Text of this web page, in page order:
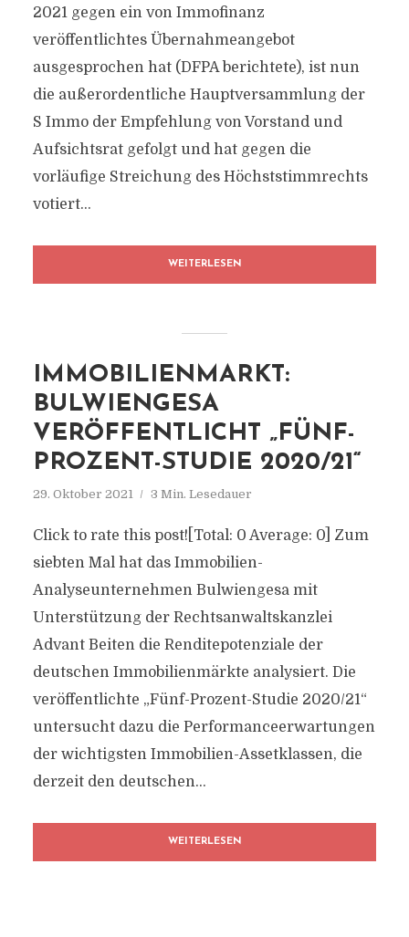
2021 gegen ein von Immofinanz
veröffentlichtes Übernahmeangebot
ausgesprochen hat (DFPA berichtete), ist nun
die außerordentliche Hauptversammlung der
S Immo der Empfehlung von Vorstand und
Aufsichtsrat gefolgt und hat gegen die
vorläufige Streichung des Höchststimmrechts
votiert...
WEITERLESEN
IMMOBILIENMARKT:
BULWIENGESA
VERÖFFENTLICHT „FÜNF-
PROZENT-STUDIE 2020/21“
29. Oktober 2021 3 Min. Lesedauer
Click to rate this post![Total: 0 Average: 0] Zum
siebten Mal hat das Immobilien-
Analyseunternehmen Bulwiengesa mit
Unterstützung der Rechtsanwaltskanzlei
Advant Beiten die Renditepotenziale der
deutschen Immobilienmärkte analysiert. Die
veröffentlichte „Fünf-Prozent-Studie 2020/21“
untersucht dazu die Performanceerwartungen
der wichtigsten Immobilien-Assetklassen, die
derzeit den deutschen...
WEITERLESEN